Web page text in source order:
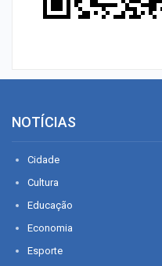
NOTÍCIAS
Cidade
Cultura
Educação
Economia
Esporte